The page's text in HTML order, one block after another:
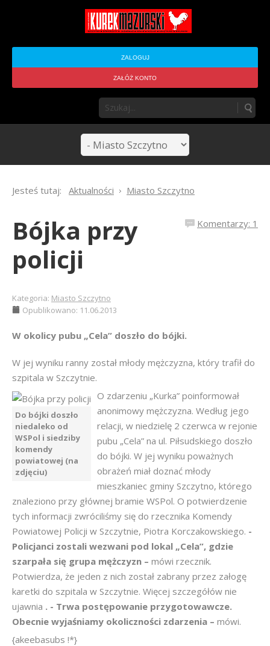
ZALOGUJ
ZAŁÓŻ KONTO
Jesteś tutaj: Aktualności Miasto Szczytno
Komentarzy: 1
Bójka przy
policji
Kategoria: Miasto Szczytno
Opublikowano: 11.06.2013
W okolicy pubu „Cela” doszło do bójki.
W jej wyniku ranny został młody mężczyzna, który trafił do
szpitala w Szczytnie.
Do bójki doszło
niedaleko od
WSPol i siedziby
komendy
powiatowej (na
zdjęciu)
O zdarzeniu „Kurka” poinformował
anonimowy mężczyzna. Według jego
relacji, w niedzielę 2 czerwca w rejonie
pubu „Cela” na ul. Piłsudskiego doszło
do bójki. W jej wyniku poważnych
obrażeń miał doznać młody
mieszkaniec gminy Szczytno, którego
znaleziono przy głównej bramie WSPol. O potwierdzenie
tych informacji zwróciliśmy się do rzecznika Komendy
Powiatowej Policji w Szczytnie, Piotra Korczakowskiego. -
Policjanci zostali wezwani pod lokal „Cela”, gdzie
szarpała się grupa mężczyzn – mówi rzecznik.
Potwierdza, że jeden z nich został zabrany przez załogę
karetki do szpitala w Szczytnie. Więcej szczegółów nie
ujawnia . - Trwa postępowanie przygotowawcze.
Obecnie wyjaśniamy okoliczności zdarzenia – mówi.
{akeebasubs !*}